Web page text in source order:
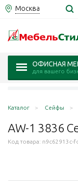
Москва
ОФИСНАЯ
для вашего
Каталог Сейфы
AW-1 3836
Код товара: n9c62913c-